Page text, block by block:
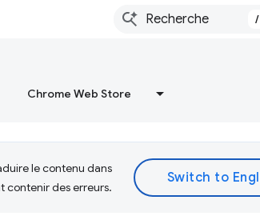
/
Chrome Web Store
le contenu dans
contenir des erreurs.